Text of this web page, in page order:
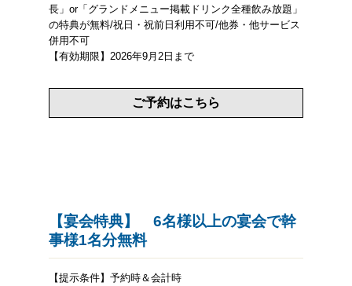
長」or「グランドメニュー掲載ドリンク全種飲み放題」
の特典が無料/祝日・祝前日利用不可/他券・他サービス
併用不可
【有効期限】2026年9月2日まで
ご予約はこちら
【宴会特典】 6名様以上の宴会で幹
事様1名分無料
【提示条件】予約時＆会計時